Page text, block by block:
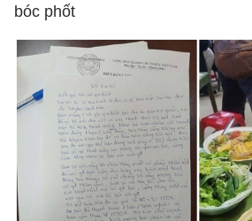
bóc phốt